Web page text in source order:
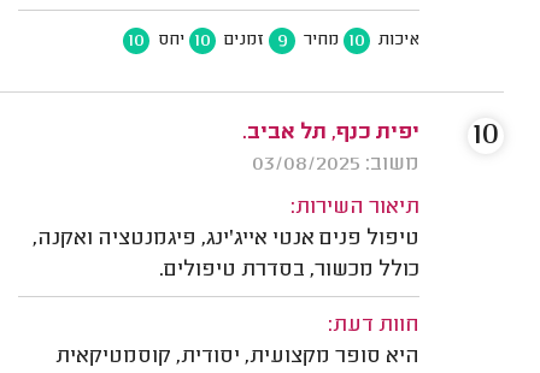
איכות 10 מחיר 9 זמנים 10 יחס 10
יפית כנף, תל אביב.
משוב: 03/08/2025
תיאור השירות:
טיפול פנים אנטי אייג'ינג, פיגמנטציה ואקנה,
כולל מכשור, בסדרת טיפולים.
חוות דעת:
היא סופר מקצועית, יסודית, קוסמטיקאית
10